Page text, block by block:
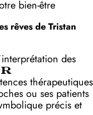
bien-être
rêves de Tristan
des
thérapeutiques
ou ses patients
précis et